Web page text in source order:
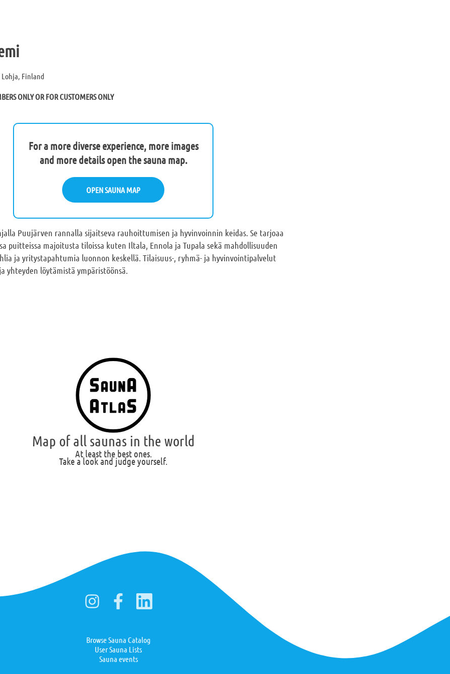
Lohja, Finland
ONLY OR FOR CUSTOMERS ONLY
For a more diverse experience, more images
and more details open the sauna map.
OPEN SAUNA MAP
Puujärven rannalla sijaitseva rauhoittumisen ja hyvinvoinnin keidas. Se tarjoaa
puitteissa majoitusta tiloissa kuten Iltala, Ennola ja Tupala sekä mahdollisuuden
ja yritystapahtumia luonnon keskellä. Tilaisuus-, ryhmä- ja hyvinvointipalvelut
yhteyden löytämistä ympäristöönsä.
Map of all saunas in the world
At least the best ones.
Take a look and judge yourself.
Browse Sauna Catalog
User Sauna Lists
Sauna events